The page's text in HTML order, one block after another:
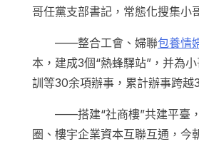
哥任黨支部書記，常態化搜集小
——整合工會、婦聯包養情
本，建成3個“熱蜂驛站”，并為
訓等30余項辦事，累計辦事跨越
——搭建“社商樓”共建平臺
圈、樓宇企業資本互聯互通，今